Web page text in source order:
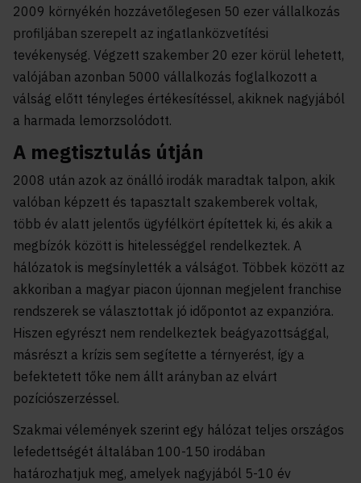
2009 környékén hozzávetőlegesen 50 ezer vállalkozás
profiljában szerepelt az ingatlanközvetítési
tevékenység. Végzett szakember 20 ezer körül lehetett,
valójában azonban 5000 vállalkozás foglalkozott a
válság előtt tényleges értékesítéssel, akiknek nagyjából
a harmada lemorzsolódott.
A megtisztulás útján
2008 után azok az önálló irodák maradtak talpon, akik
valóban képzett és tapasztalt szakemberek voltak,
több év alatt jelentős ügyfélkört építettek ki, és akik a
megbízók között is hitelességgel rendelkeztek. A
hálózatok is megsínylették a válságot. Többek között az
akkoriban a magyar piacon újonnan megjelent franchise
rendszerek se választottak jó időpontot az expanzióra.
Hiszen egyrészt nem rendelkeztek beágyazottsággal,
másrészt a krízis sem segítette a térnyerést, így a
befektetett tőke nem állt arányban az elvárt
pozíciószerzéssel.
Szakmai vélemények szerint egy hálózat teljes országos
lefedettségét általában 100-150 irodában
határozhatjuk meg, amelyek nagyjából 5-10 év